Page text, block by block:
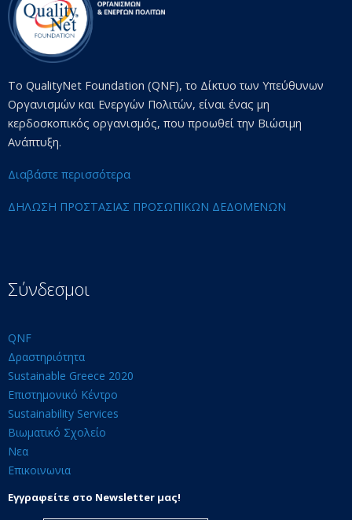
Το QualityNet Foundation (QNF), το Δίκτυο των Υπεύθυνων
Οργανισμών και Ενεργών Πολιτών, είναι ένας μη
κερδοσκοπικός οργανισμός, που προωθεί την Βιώσιμη
Ανάπτυξη.
Διαβάστε περισσότερα
ΔΗΛΩΣΗ ΠΡΟΣΤΑΣΙΑΣ ΠΡΟΣΩΠΙΚΩΝ ΔΕΔΟΜΕΝΩΝ
Σύνδεσμοι
QNF
Δραστηριότητα
Sustainable Greece 2020
Επιστημονικό Κέντρο
Sustainability Services
Βιωματικό Σχολείο
Νεα
Επικοινωνια
Εγγραφείτε στο Newsletter μας!